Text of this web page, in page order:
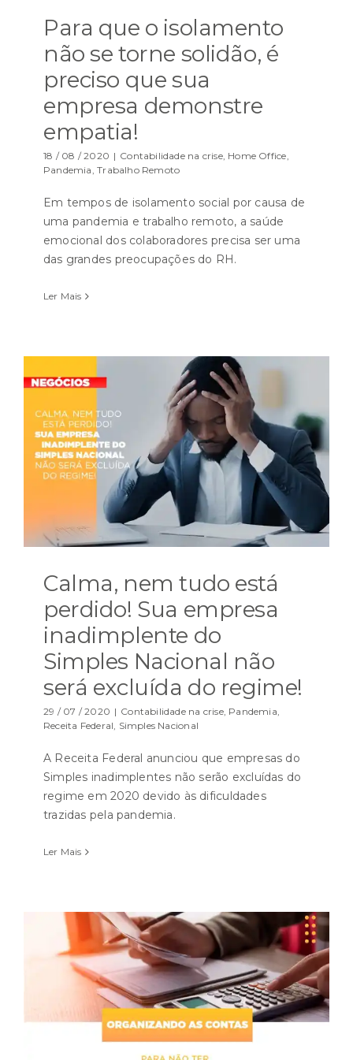
Para que o isolamento
não se torne solidão, é
preciso que sua
empresa demonstre
empatia!
18 / 08 / 2020 | Contabilidade na crise, Home Office,
Pandemia,Trabalho Remoto
Em tempos de isolamento social por causa de
uma pandemia e trabalho remoto, a saúde
emocional dos colaboradores precisa ser uma
das grandes preocupações do RH.
Ler Mais
Calma, nem tudo está
perdido! Sua empresa
inadimplente do
Simples Nacional não
será excluída do regime!
29 / 07 / 2020 | Contabilidade na crise, Pandemia,
Receita Federal, Simples Nacional
A Receita Federal anunciou que empresas do
Simples inadimplentes não serão excluídas do
regime em 2020 devido às dificuldades
trazidas pela pandemia.
Ler Mais